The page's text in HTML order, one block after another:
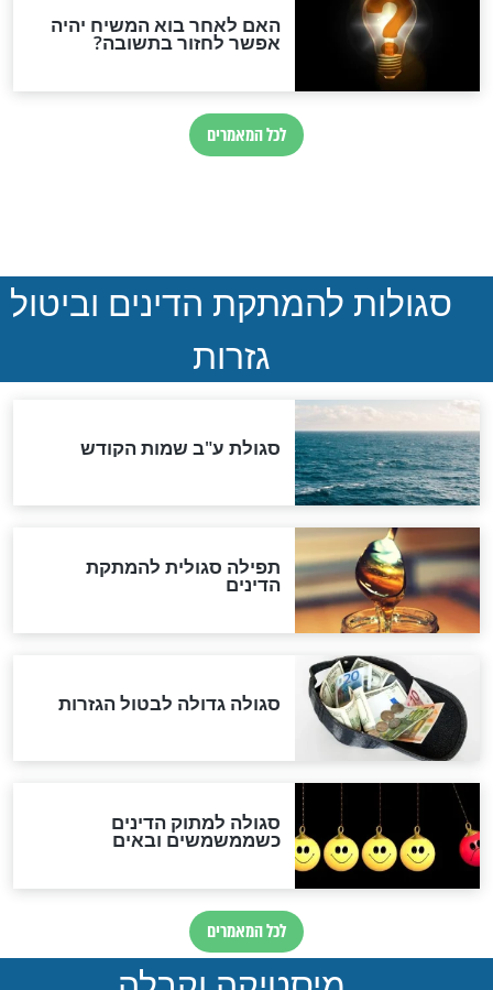
חדשות יהדות
הותר לפרסום: לוחמי מילואים
נהרגו בדרום לבנון
ההסכם החשאי של טראמפ
ואיראן: בלי שקיפות ועם הרבה
סימני שאלה
המסמך האבוד שנחשף
במרתפי מוסקבה: כתב היד
הנדיר של הרשב"ם התגלה
"מודה לקב"ה על כל השנים"
לכל המאמרים
אחרית הימים
האם אפשר לחשב את הקץ?